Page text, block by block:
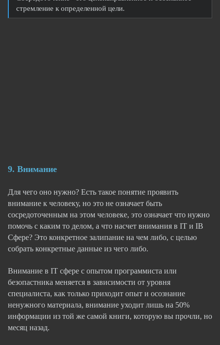
стремление к определенной цели.
9. Внимание
Для чего оно нужно? Есть такое понятие проявить
внимание к человеку, но это не означает быть
сосредоточенным на этом человеке, это означает что нужно
помочь с каким то делом, а что насчет внимания в IT и IB
Сфере? Это конкретное залипание на чем либо, с целью
собрать конкретные данные из чего либо.
Внимание в IT сфере с опытом программиста или
безопастника меняется в зависимости от уровня
специалиста, как только приходит опыт и осознание
ненужного материала, внимание уходит лишь на 50%
информации из той же самой книги, которую вы прочли, но
месяц назад.